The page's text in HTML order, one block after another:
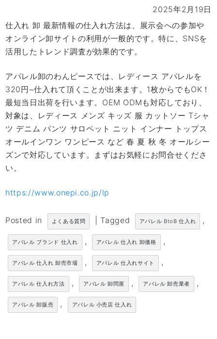
2025年2月19日
仕入れ 卸 最新情報の仕入れ方法は、展示会への参加や
オンライン卸サイトの利用が一般的です。特に、SNSを
活用したトレンド調査が効果的です。
アパレル卸のわんピースでは、レディース アパレルを
320円~仕入れて頂くことが出来ます。1枚からでもOK！
最短当日出荷を行います。OEM ODMも対応しており、
対象は、レディース メンズ キッズ 服 カットソー Tシャ
ツ デニム パンツ サロペット ニット インナー トップス
オールインワン ワンピース など 春 夏 秋 冬 オールシー
ズンで対応しています。まずはお気軽にお問合せくださ
い。
https://www.onepi.co.jp/lp
Posted in よくある質問 Tagged アパレル BtoB 仕入れ ,
アパレル ブランド 仕入れ , アパレル 仕入れ 卸価格 ,
アパレル 仕入れ 卸売市場 , アパレル 仕入れサイト ,
アパレル 仕入れ方法 , アパレル 卸問屋 , アパレル 卸売業者 ,
アパレル 卸販売 , アパレル 小売店 仕入れ